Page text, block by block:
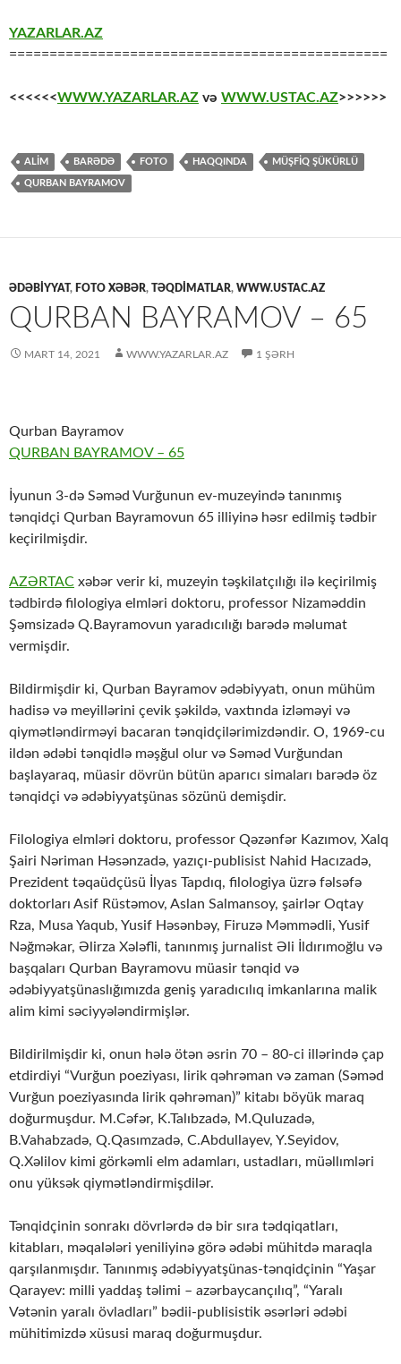
YAZARLAR.AZ
===============================================
<<<<<<WWW.YAZARLAR.AZ və WWW.USTAC.AZ>>>>>>
ALİM BARƏDƏ FOTO HAQQINDA MÜŞFIQ ŞÜKÜRLÜ
QURBAN BAYRAMOV
ƏDƏBİYYAT, FOTO XƏBƏR, TƏQDİMATLAR, WWW.USTAC.AZ
QURBAN BAYRAMOV – 65
MART 14, 2021 WWW.YAZARLAR.AZ 1 ŞƏRH
Qurban Bayramov
QURBAN BAYRAMOV – 65
İyunun 3-də Səməd Vurğunun ev-muzeyində tanınmış
tənqidçi Qurban Bayramovun 65 illiyinə həsr edilmiş tədbir
keçirilmişdir.
AZƏRTAC xəbər verir ki, muzeyin təşkilatçılığı ilə keçirilmiş
tədbirdə filologiya elmləri doktoru, professor Nizaməddin
Şəmsizadə Q.Bayramovun yaradıcılığı barədə məlumat
vermişdir.
Bildirmişdir ki, Qurban Bayramov ədəbiyyatı, onun mühüm
hadisə və meyillərini çevik şəkildə, vaxtında izləməyi və
qiymətləndirməyi bacaran tənqidçilərimizdəndir. O, 1969-cu
ildən ədəbi tənqidlə məşğul olur və Səməd Vurğundan
başlayaraq, müasir dövrün bütün aparıcı simaları barədə öz
tənqidçi və ədəbiyyatşünas sözünü demişdir.
Filologiya elmləri doktoru, professor Qəzənfər Kazımov, Xalq
Şairi Nəriman Həsənzadə, yazıçı-publisist Nahid Hacızadə,
Prezident təqaüdçüsü İlyas Tapdıq, filologiya üzrə fəlsəfə
doktorları Asif Rüstəmov, Aslan Salmansoy, şairlər Oqtay
Rza, Musa Yaqub, Yusif Həsənbəy, Firuzə Məmmədli, Yusif
Nəğməkar, Əlirza Xələfli, tanınmış jurnalist Əli İldırımoğlu və
başqaları Qurban Bayramovu müasir tənqid və
ədəbiyyatşünaslığımızda geniş yaradıcılıq imkanlarına malik
alim kimi səciyyələndirmişlər.
Bildirilmişdir ki, onun hələ ötən əsrin 70 – 80-ci illərində çap
etdirdiyi “Vurğun poeziyası, lirik qəhrəman və zaman (Səməd
Vurğun poeziyasında lirik qəhrəman)” kitabı böyük maraq
doğurmuşdur. M.Cəfər, K.Talıbzadə, M.Quluzadə,
B.Vahabzadə, Q.Qasımzadə, C.Abdullayev, Y.Seyidov,
Q.Xəlilov kimi görkəmli elm adamları, ustadları, müəllımləri
onu yüksək qiymətləndirmişdilər.
Tənqidçinin sonrakı dövrlərdə də bir sıra tədqiqatları,
kitabları, məqalələri yeniliyinə görə ədəbi mühitdə maraqla
qarşılanmışdır. Tanınmış ədəbiyyatşünas-tənqidçinin “Yaşar
Qarayev: milli yaddaş təlimi – azərbaycançılıq”, “Yaralı
Vətənin yaralı övladları” bədii-publisistik əsərləri ədəbi
mühitimizdə xüsusi maraq doğurmuşdur.